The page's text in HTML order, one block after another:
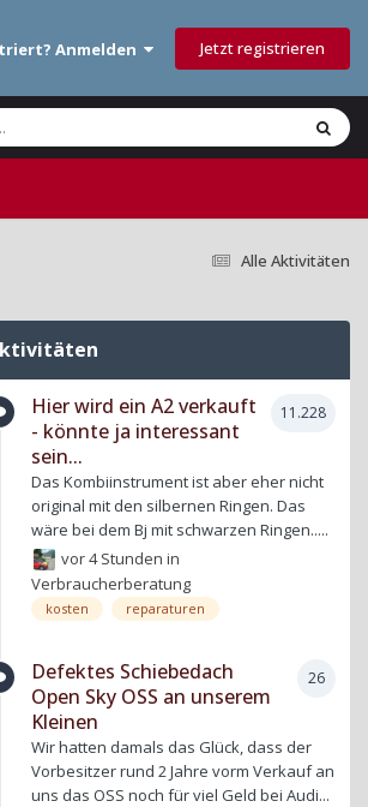
Anmelden Jetzt registrieren
Alle Aktivitäten
11.228
Hier wird ein A2 verkauft
- könnte ja interessant
sein...
Das Kombiinstrument ist aber eher nicht
original mit den silbernen Ringen. Das
wäre bei dem Bj mit schwarzen Ringen.....
vor 4 Stunden in
Verbraucherberatung
kosten reparaturen
26
Defektes Schiebedach
Open Sky OSS an unserem
Kleinen
Wir hatten damals das Glück, dass der
Vorbesitzer rund 2 Jahre vorm Verkauf an
uns das OSS noch für viel Geld bei Audi...